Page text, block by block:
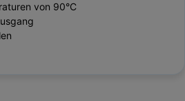
von 90°C